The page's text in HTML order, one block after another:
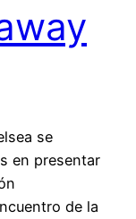
se
en presentar
de la